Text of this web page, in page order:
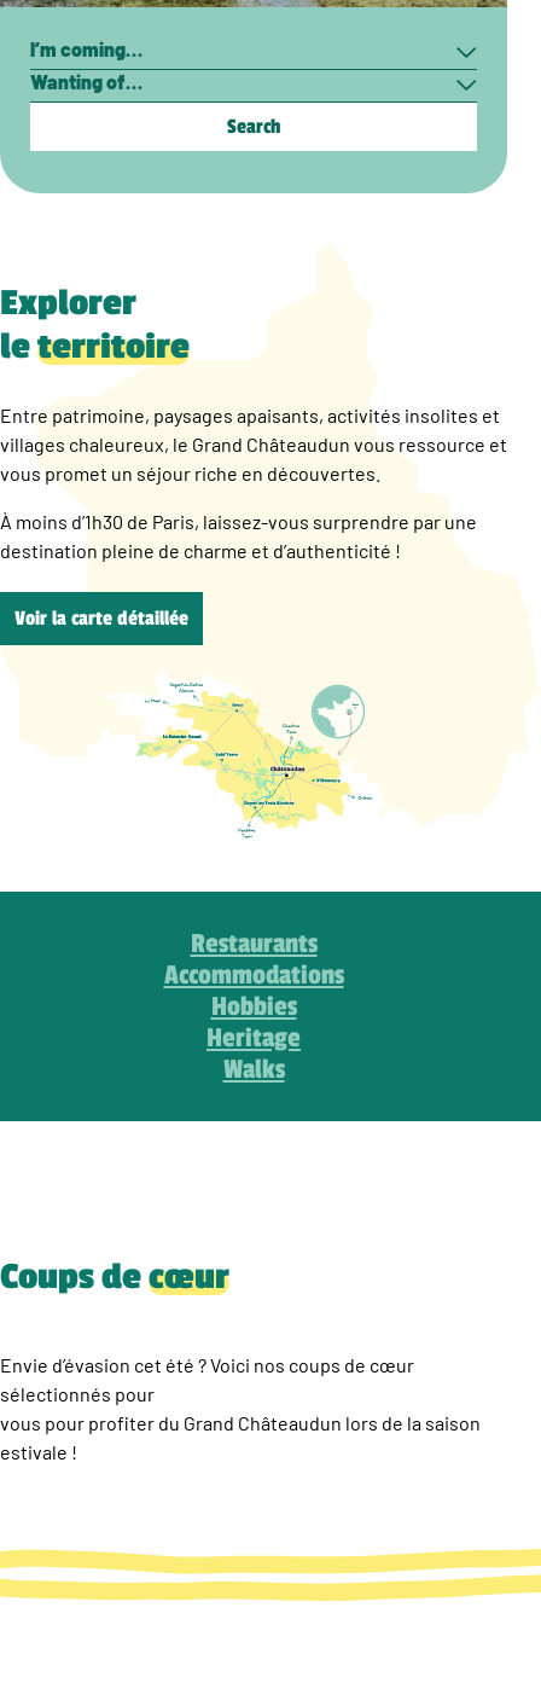
Search
Explorer
leterritoire
Entre patrimoine, paysages apaisants, activités insolites et
villages chaleureux, le Grand Châteaudun vous ressource et
vous promet un séjour riche en découvertes.
À moins d’1h30 de Paris, laissez-vous surprendre par une
destination pleine de charme et d’authenticité !
Voir la carte détaillée
Restaurants
Accommodations
Hobbies
Heritage
Walks
Coups decœur
Envie d’évasion cet été ? Voici nos coups de cœur
sélectionnés pour
vous pour profiter du Grand Châteaudun lors de la saison
estivale !